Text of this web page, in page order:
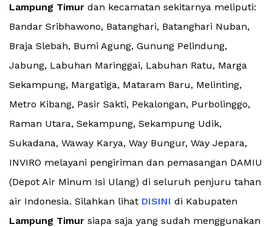
Lampung Timur dan kecamatan sekitarnya meliputi:
Bandar Sribhawono, Batanghari, Batanghari Nuban,
Braja Slebah, Bumi Agung, Gunung Pelindung,
Jabung, Labuhan Maringgai, Labuhan Ratu, Marga
Sekampung, Margatiga, Mataram Baru, Melinting,
Metro Kibang, Pasir Sakti, Pekalongan, Purbolinggo,
Raman Utara, Sekampung, Sekampung Udik,
Sukadana, Waway Karya, Way Bungur, Way Jepara,
INVIRO melayani pengiriman dan pemasangan DAMIU
(Depot Air Minum Isi Ulang) di seluruh penjuru tahan
air Indonesia. Silahkan lihat DISINI di Kabupaten
Lampung Timur siapa saja yang sudah menggunakan